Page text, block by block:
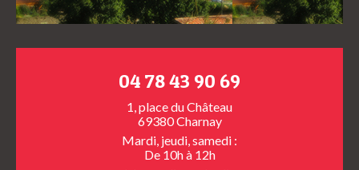
04 78 43 90 69
1, place du Château
69380 Charnay
Mardi, jeudi, samedi :
De 10h à 12h